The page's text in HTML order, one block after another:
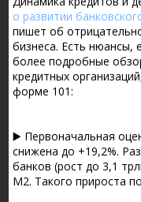
о развитии
пишет об
бизнеса. Есть нюансы,
более подробные
кредитных
форме 101:
▶️ Первоначальная
снижена до +19,2%.
банков (рост до 3,1
М2. Такого прироста